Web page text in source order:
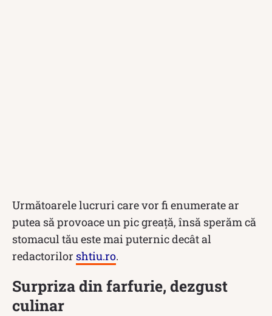
Următoarele lucruri care vor fi enumerate ar
putea să provoace un pic greață, însă sperăm că
stomacul tău este mai puternic decât al
redactorilor shtiu.ro.
Surpriza din farfurie, dezgust
culinar